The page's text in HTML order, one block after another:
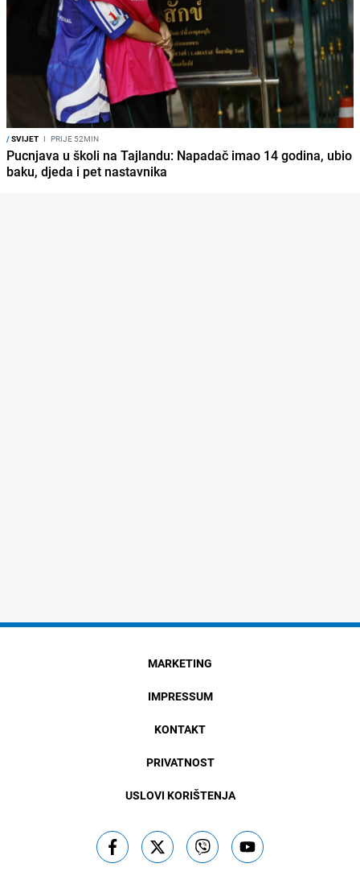
/SVIJET I PRIJE 52MIN
Pucnjava u školi na Tajlandu: Napadač imao 14 godina, ubio
baku, djeda i pet nastavnika
MARKETING
IMPRESSUM
KONTAKT
PRIVATNOST
USLOVI KORIŠTENJA